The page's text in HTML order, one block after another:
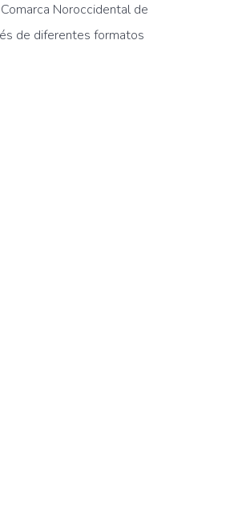
Noroccidental de
de diferentes formatos